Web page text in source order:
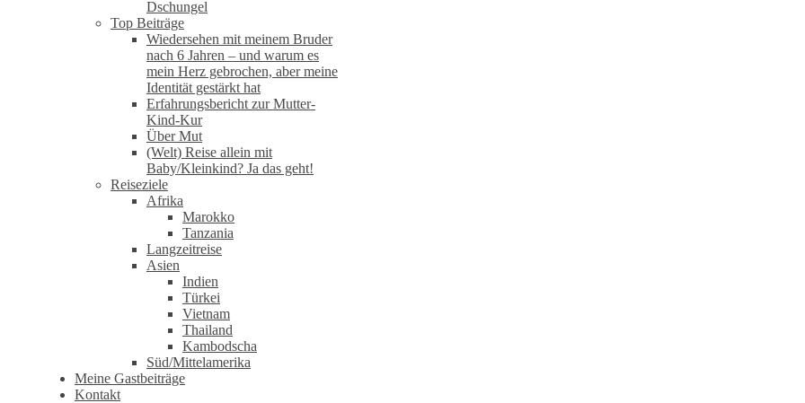
Dschungel
Top Beiträge
Wiedersehen mit meinem Bruder
nach 6 Jahren – und warum es
mein Herz gebrochen, aber meine
Identität gestärkt hat
Erfahrungsbericht zur Mutter-
Kind-Kur
Über Mut
(Welt) Reise allein mit
Baby/Kleinkind? Ja das geht!
Reiseziele
Afrika
Marokko
Tanzania
Langzeitreise
Asien
Indien
Türkei
Vietnam
Thailand
Kambodscha
Süd/Mittelamerika
Meine Gastbeiträge
Kontakt